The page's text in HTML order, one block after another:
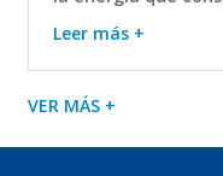
Leer más +
VER MÁS +